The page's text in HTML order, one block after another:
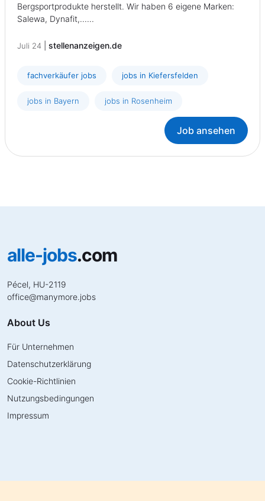
Bergsportprodukte herstellt. Wir haben 6 eigene Marken:
Salewa, Dynafit,......
Juli 24 stellenanzeigen.de
fachverkäufer jobs jobs in Kiefersfelden
jobs in Bayern jobs in Rosenheim
Job ansehen
alle-jobs.com
Pécel, HU-2119
office@manymore.jobs
About Us
Für Unternehmen
Datenschutzerklärung
Cookie-Richtlinien
Nutzungsbedingungen
Impressum